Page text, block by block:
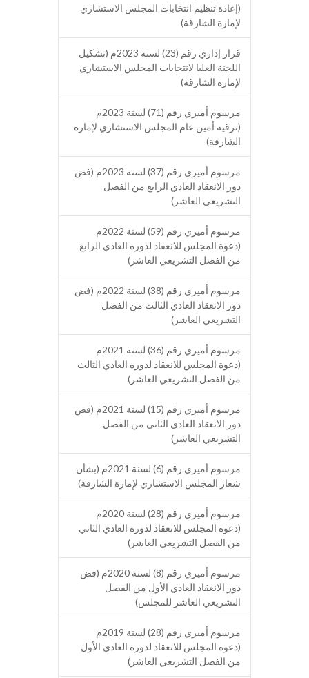
(إعادة تنظيم انتخابات المجلس الاستشاري
لإمارة الشارقة)
قرار إداري رقم (23) لسنة 2023م (تشكيل
اللجنة العليا لانتخابات المجلس الاستشاري
لإمارة الشارقة)
مرسوم أميري رقم (71) لسنة 2023م
(ترقية أمين عام المجلس الاستشاري لإمارة
الشارقة)
مرسوم أميري رقم (37) لسنة 2023م (فض
دور الانعقاد العادي الرابع من الفصل
التشريعي العاشر)
مرسوم أميري رقم (59) لسنة 2022م
(دعوة المجلس للانعقاد لدوره العادي الرابع
من الفصل التشريعي العاشر)
مرسوم أميري رقم (38) لسنة 2022م (فض
دور الانعقاد العادي الثالث من الفصل
التشريعي العاشر)
مرسوم أميري رقم (36) لسنة 2021م
(دعوة المجلس للانعقاد لدوره العادي الثالث
من الفصل التشريعي العاشر)
مرسوم أميري رقم (15) لسنة 2021م (فض
دور الانعقاد العادي الثاني من الفصل
التشريعي العاشر)
مرسوم أميري رقم (6) لسنة 2021م (بشأن
شعار المجلس الاستشاري لإمارة الشارقة)
مرسوم أميري رقم (28) لسنة 2020م
(دعوة المجلس للانعقاد لدوره العادي الثاني
من الفصل التشريعي العاشر)
مرسوم أميري رقم (8) لسنة 2020م (فض
دور الانعقاد العادي الأول من الفصل
التشريعي العاشر للمجلس)
مرسوم أميري رقم (28) لسنة 2019م
(دعوة المجلس للانعقاد لدوره العادي الأول
من الفصل التشريعي العاشر)